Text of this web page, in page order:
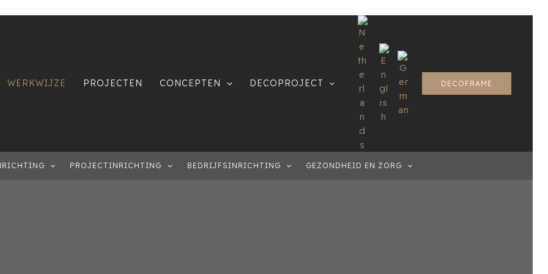
WERKWIJZE PROJECTEN CONCEPTEN DECOPROJECT DECOFRAME
PROJECTINRICHTING BEDRIJFSINRICHTING GEZONDHEID EN ZORG